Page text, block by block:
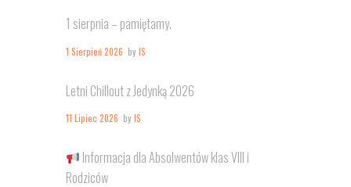
1 sierpnia – pamiętamy.
1 Sierpień 2026 byIS
Letni Chillout z Jedynką 2026
11 Lipiec 2026 byIS
Informacja dla Absolwentów klas VIII i
Rodziców